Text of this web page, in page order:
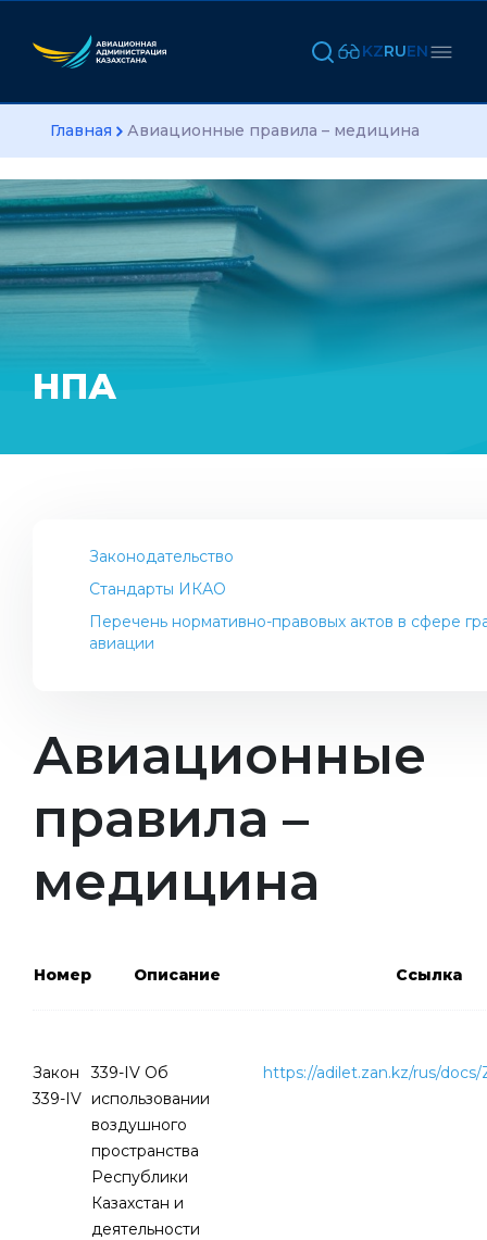
KZRUEN
Главная Авиационные правила – медицина
НПА
Законодательство
Стандарты ИКАО
Перечень нормативно-правовых актов в сфере
авиации
Авиационные
правила –
медицина
Номер Описание Ссылка
Закон
339-IV
339-IV Об
использовании
воздушного
пространства
Республики
Казахстан и
деятельности
https://adilet.zan.kz/rus/